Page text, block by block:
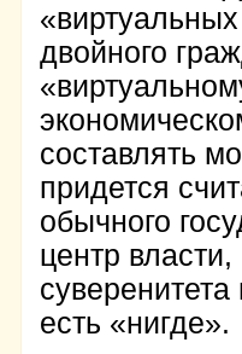
двойного
составлять
придется
обычного
центр
есть «нигде».